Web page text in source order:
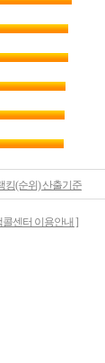
킹(순위) 산출기준
콜센터 이용안내 ]